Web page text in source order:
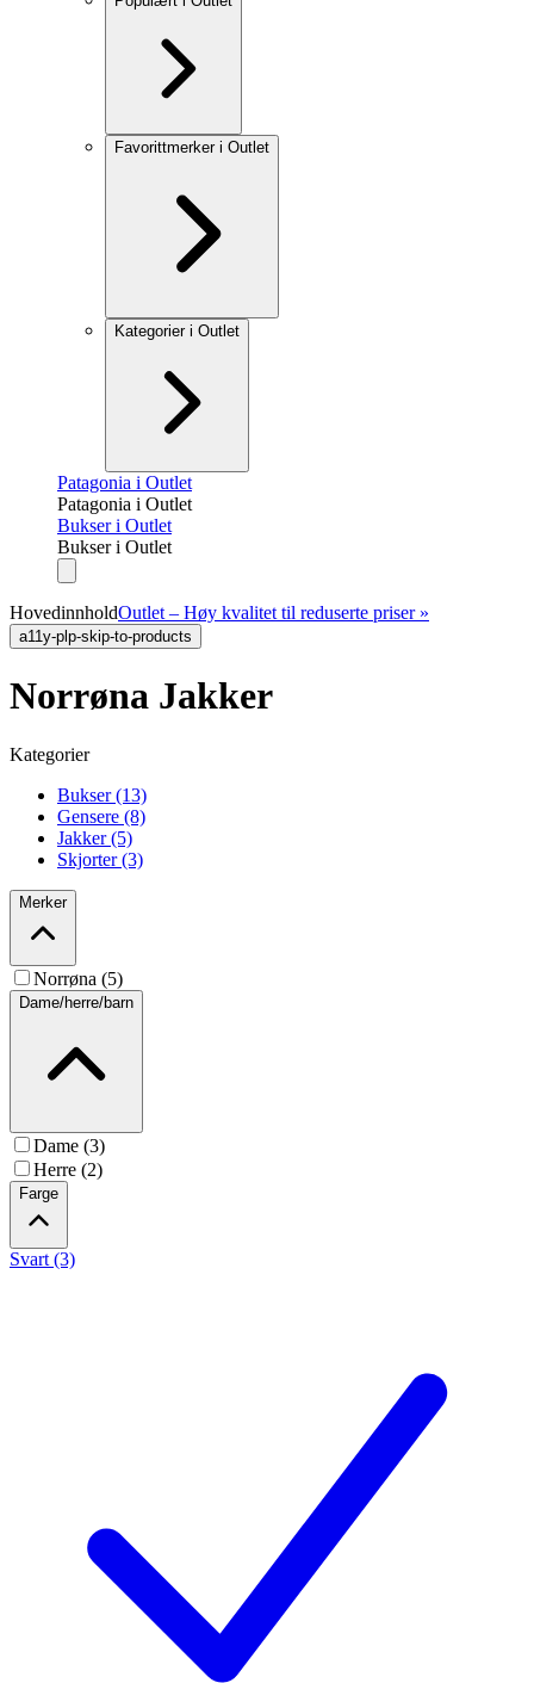
Favorittmerker i Outlet
Kategorier i Outlet
Patagonia i Outlet
Patagonia i Outlet
Bukser i Outlet
Bukser i Outlet
HovedinnholdOutlet – Høy kvalitet til reduserte priser »
a11y-plp-skip-to-products
Norrøna Jakker
Kategorier
Bukser (13)
Gensere (8)
Jakker (5)
Skjorter (3)
Merker
Norrøna (5)
Dame/herre/barn
Dame (3)
Herre (2)
Farge
Svart (3)